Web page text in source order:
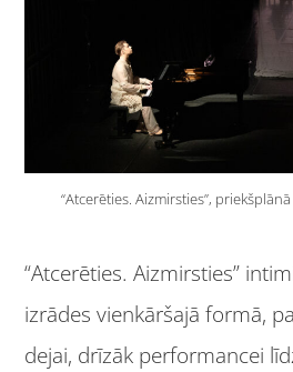
“Atcerēties. Aizmirsties”,
“Atcerēties. Aizmirsties”
izrādes vienkāršajā formā,
dejai, drīzāk performancei